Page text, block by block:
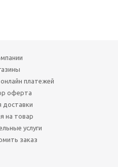
платежей
оферта
доставки
на товар
услуги
заказ